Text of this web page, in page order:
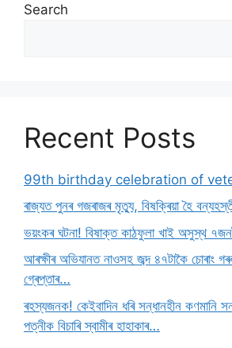
Search
Recent Posts
99th birthday celebration of
ৰাজ্যত পুনৰ গজৰাজৰ মৃত্যু, বিষক্ৰিয়া হৈ
ভয়ংকৰ ঘটনা! বিষাক্ত কাঠফুলা খাই অসুস্থ
আৰক্ষীৰ অভিযানত নাওসহ জব্দ ৪৭টাকৈ চোৰাং
গ্ৰেপ্তাৰ…
ৰহস্যজনক! কেইবাদিন ধৰি সন্ধানহীন কণমানি
পত্নীক বিচাৰি স্বামীৰ হাহাকাৰ…